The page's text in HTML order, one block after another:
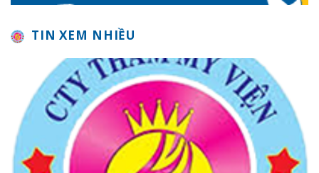
TIN XEM NHIỀU